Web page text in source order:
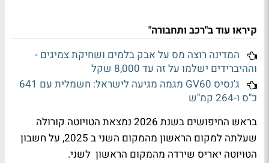
קיראו עוד ב"רכב ותחבורה"
המדינה רוצה מס על אבק בלמים ושחיקת צמיגים -
וההיברידים ישלמו על זה עד 8,000 שקל
ג'נסיס GV60 מגמה מגיעה לישראל: חשמלית עם 641
כ"ס ו-264 קמ"ש
בראש החיפושים בשנת 2026 נמצאת הטויוטה קורולה
שעלתה למקום הראשון מהמקום השני ב 2025, על חשבון
הטויוטה יאריס שירדה מהמקום הראשון לשני.